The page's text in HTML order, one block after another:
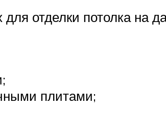
отделки потолка на
плитами;